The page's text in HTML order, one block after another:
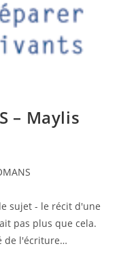
– Maylis
sujet - le récit d'une
pas plus que cela.
de l'écriture…